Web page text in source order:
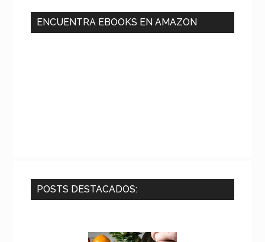
lateral
principal
ENCUENTRA EBOOKS EN AMAZON
POSTS DESTACADOS: